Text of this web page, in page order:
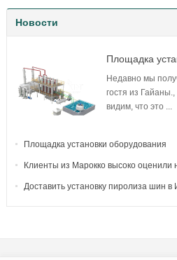
Новости
Площадка
Гайане,
Недавно мы
гостя из
видим, что это ...
Площадка установки оборудования
нефтеперерабатывающего завода в
Клиенты из Марокко высоко оценили
производству древесного угля для
Доставить установку пиролиза шин